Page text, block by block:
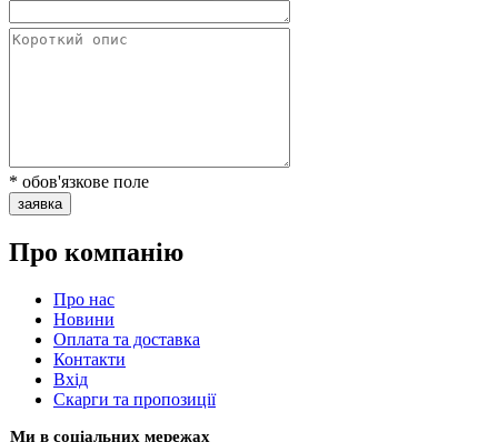
* обов'язкове поле
заявка
Про компанію
Про нас
Новини
Оплата та доставка
Контакти
Вхiд
Скарги та пропозиції
Ми в соціальних мережах